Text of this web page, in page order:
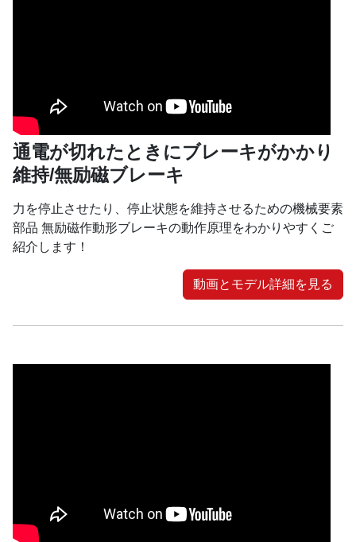
通電が切れたときにブレーキがかかり
維持/無励磁ブレーキ
力を停止させたり、停止状態を維持させるための機械要素
部品 無励磁作動形ブレーキの動作原理をわかりやすくご
紹介します！
動画とモデル詳細を見る